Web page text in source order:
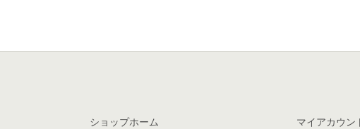
ショップホーム マイアカウン